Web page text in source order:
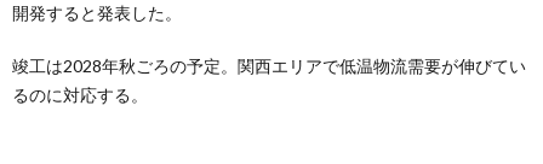
開発すると発表した。
竣工は2028年秋ごろの予定。関西エリアで低温物流需要が伸びてい
るのに対応する。